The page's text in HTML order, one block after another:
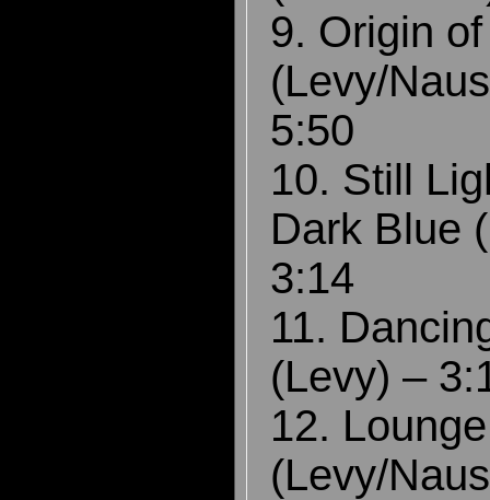
9. Origin
(Levy/
5:50
10. Still
Dark Blue
3:14
11.
(Levy) –
12.
(Levy/